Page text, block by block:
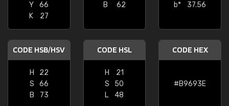
Y
66
K
27
B
62
b*
37.56
CODE HSB/HSV
H
22
S
66
B
73
CODE HSL
H
21
S
50
L
48
CODE HEX
#B9693E